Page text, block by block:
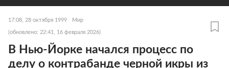
17:08, 28 октября 1999 Мир
(обновлено: 22:41, 16 февраля 2026)
В Нью-Йорке начался процесс по
делу о контрабанде черной икры из